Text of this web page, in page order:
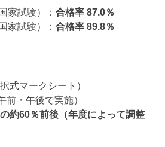
家試験）： 合格率 87.0％
家試験）： 合格率 89.8％
択式マークシート）
前・午後で実施）
約60％前後（年度によって調整